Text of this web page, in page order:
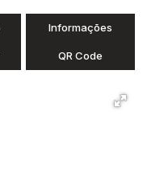
Informações
QR Code